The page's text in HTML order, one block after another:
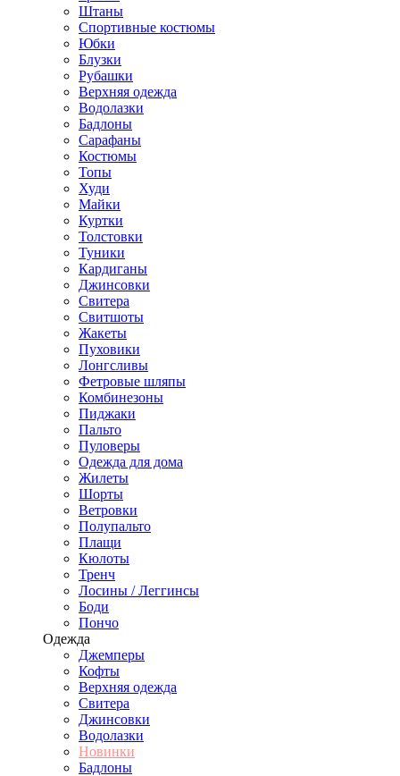
Штаны
Спортивные костюмы
Юбки
Блузки
Рубашки
Верхняя одежда
Водолазки
Бадлоны
Сарафаны
Костюмы
Топы
Худи
Майки
Куртки
Толстовки
Туники
Кардиганы
Джинсовки
Свитера
Свитшоты
Жакеты
Пуховики
Лонгсливы
Фетровые шляпы
Комбинезоны
Пиджаки
Пальто
Пуловеры
Одежда для дома
Жилеты
Шорты
Ветровки
Полупальто
Плащи
Кюлоты
Тренч
Лосины / Леггинсы
Боди
Пончо
Одежда
Джемперы
Кофты
Верхняя одежда
Свитера
Джинсовки
Водолазки
Новинки
Бадлоны